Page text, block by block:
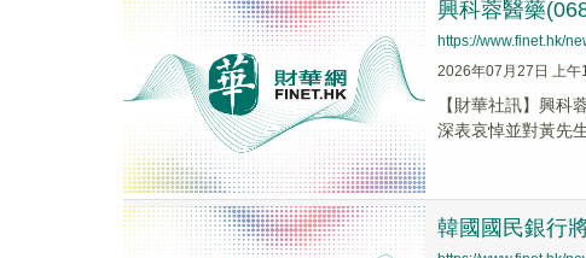
興科蓉醫藥
https://www.finet.hk/
2026年07月27日 上午
【財華社訊】興
深表哀悼並對黃先
韓國國民銀行